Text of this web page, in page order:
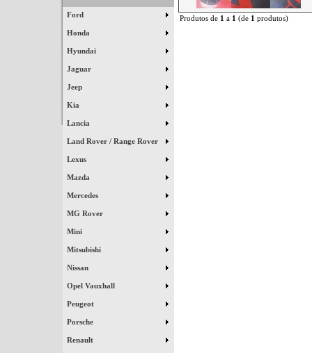
Ford
Honda
Hyundai
Jaguar
Jeep
Kia
Lancia
Land Rover / Range Rover
Lexus
Mazda
Mercedes
MG Rover
Mini
Mitsubishi
Nissan
Opel Vauxhall
Peugeot
Porsche
Renault
Produtos de 1 a 1 (de 1 produtos)